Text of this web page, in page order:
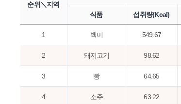
순위＼지역
식품 섭취량(Kcal)
1 백미 549.67
2 돼지고기 98.62
3 빵 64.65
4 소주 63.22